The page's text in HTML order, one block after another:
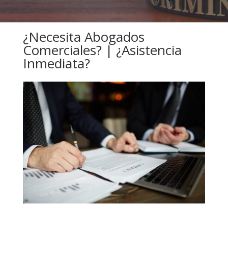
¿Necesita Abogados
Comerciales? | ¿Asistencia
Inmediata?